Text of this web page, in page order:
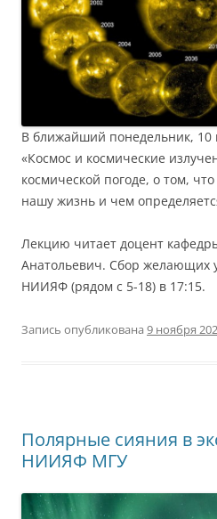
В ближайший понедельник, 10
«Космос и космические
космической погоде, о том,
нашу жизнь и чем
Лекцию читает доцент
Анатольевич. Сбор желающих
НИИЯФ (рядом с 5-18) в 17:15.
Запись опубликована 9 ноября
Полярные сияния в
НИИЯФ МГУ